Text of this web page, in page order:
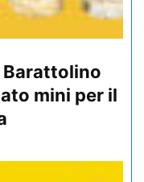
Barattolino
mini per il